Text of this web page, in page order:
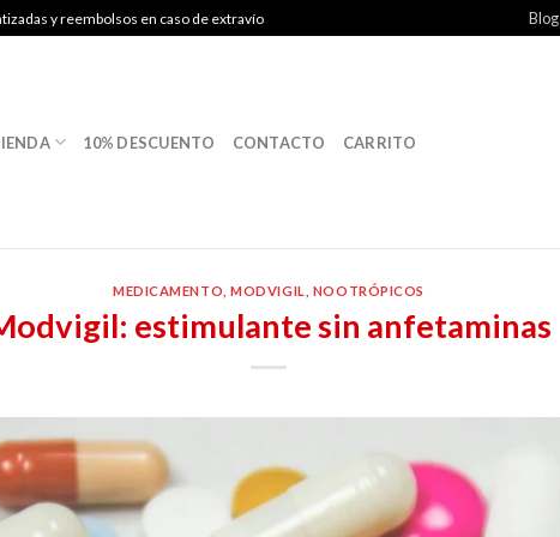
y reembolsos en caso de extravío Blog
10% DESCUENTO CONTACTO CARRITO
MEDICAMENTO ,MODVIGIL NOOTRÓPICOS
estimulante sin anfetaminas